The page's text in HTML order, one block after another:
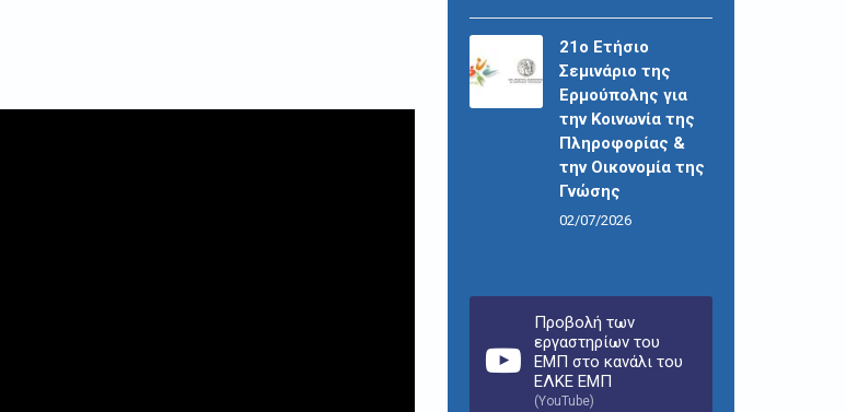
21ο Ετήσιο
Σεμινάριο της
Ερμούπολης για
την Κοινωνία της
Πληροφορίας &
την Οικονομία της
Γνώσης
02/07/2026
Προβολή των
εργαστηρίων του
ΕΜΠ στο κανάλι του
ΕΛΚΕ ΕΜΠ
(YouTube)